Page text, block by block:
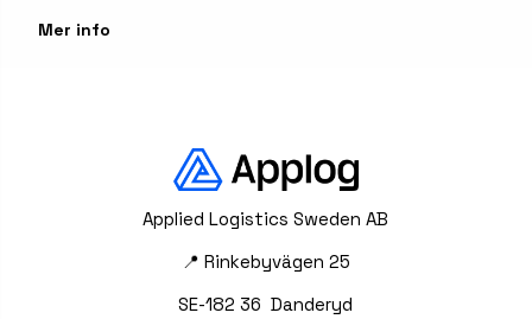
Mer info
Applied Logistics Sweden AB
📍 Rinkebyvägen 25
SE-182 36 Danderyd